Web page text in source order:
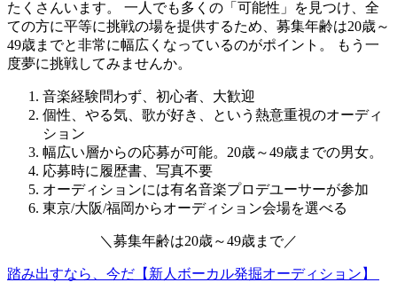
たくさんいます。 一人でも多くの「可能性」を見つけ、全
ての方に平等に挑戦の場を提供するため、募集年齢は20歳～
49歳までと非常に幅広くなっているのがポイント。
もう一
度夢に挑戦してみませんか。
音楽経験問わず、初心者、大歓迎
個性、やる気、歌が好き、という熱意重視のオーディ
ション
幅広い層からの応募が可能。20歳～49歳までの男女。
応募時に履歴書、写真不要
オーディションには有名音楽プロデユーサーが参加
東京/大阪/福岡からオーディション会場を選べる
＼ 募集年齢は20歳～49歳まで／
踏み出すなら、今だ【新人ボーカル発掘オーディション】